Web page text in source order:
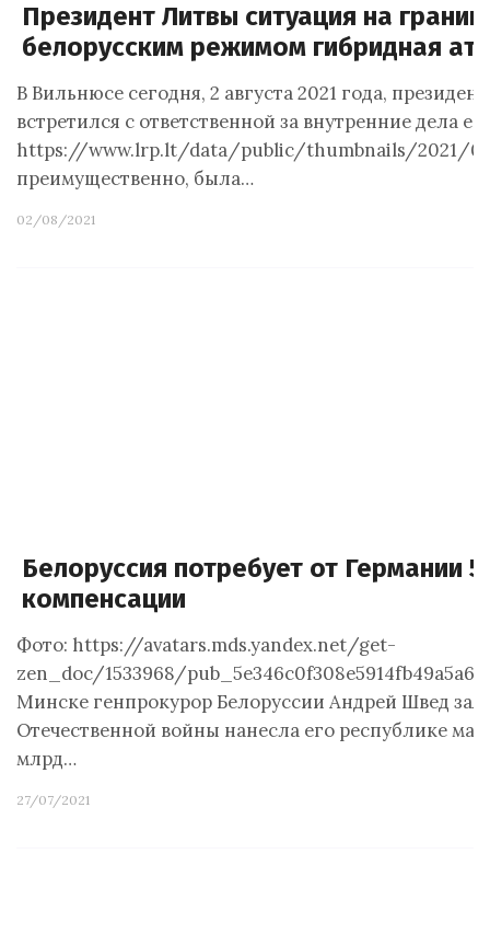
Президент Литвы ситуация на
белорусским режимом гибридная
В Вильнюсе сегодня, 2 августа 2021 года,
встретился с ответственной за внутренние дела
https://www.lrp.lt/data/public/thumbnails/2021/08/
преимущественно, была…
02/08/2021
Белоруссия потребует от Германии
компенсации
Фото: https://avatars.mds.yandex.net/get-
zen_doc/1533968/
Минске генпрокурор Белоруссии Андрей Швед
Отечественной войны нанесла его республике
млрд…
27/07/2021